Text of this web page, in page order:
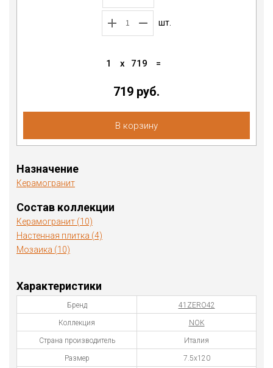
шт.
1 x 719 =
719 руб.
В корзину
Назначение
Керамогранит
Состав коллекции
Керамогранит (10)
Настенная плитка (4)
Мозаика (10)
Характеристики
Бренд 41ZERO42
Коллекция NOK
Страна производитель Италия
Размер 7.5х120